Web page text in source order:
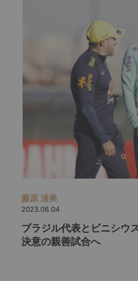
藤原 清美
2023.06.04
ブラジル代表とビニシウ
決意の親善試合へ